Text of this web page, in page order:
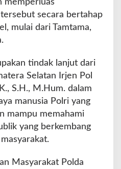
memperluas
secara bertahap
mulai dari Tamtama,
tindak lanjut dari
Selatan Irjen Pol
S.H., M.Hum. dalam
manusia Polri yang
mampu memahami
yang berkembang
Masyarakat Polda